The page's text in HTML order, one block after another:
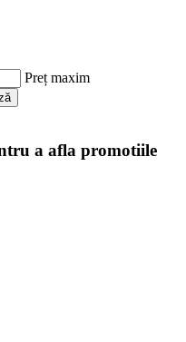
Preț maxim
a afla promotiile